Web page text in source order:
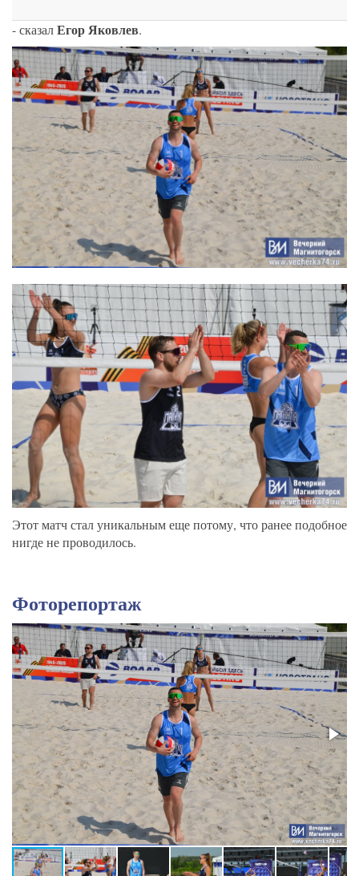
- сказалЕгор Яковлев.
Этот матч стал уникальным еще потому, что ранее подобное
нигде не проводилось.
Фоторепортаж